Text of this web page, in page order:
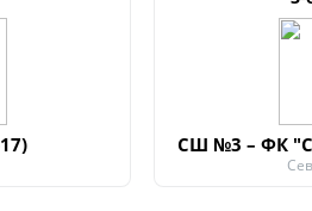
юношей 2009-2010 годов
СШ №3 – ФК